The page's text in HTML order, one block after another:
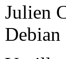
Julien